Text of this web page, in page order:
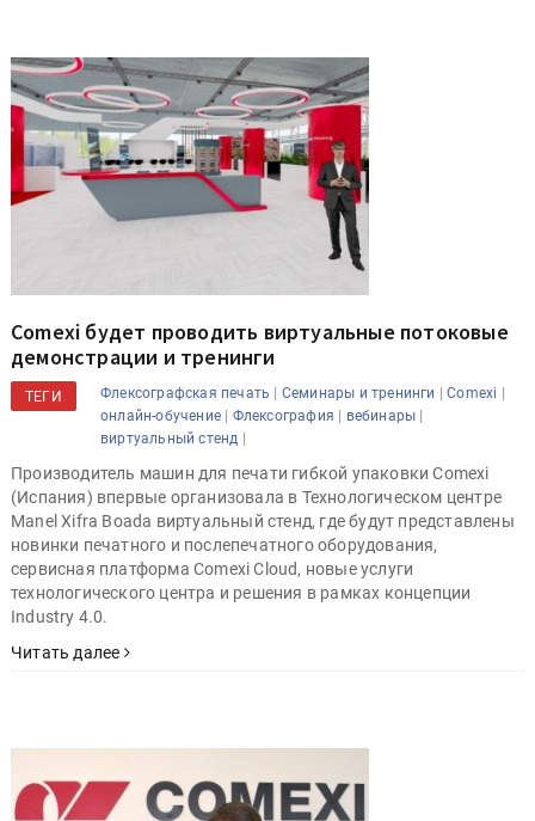
Comexi будет проводить виртуальные потоковые
демонстрации и тренинги
ТЕГИ Флексографская печать | Семинары и тренинги |Comexi |
онлайн-обучение | Флексография | вебинары |
виртуальный стенд |
Производитель машин для печати гибкой упаковки Comexi
(Испания) впервые организовала в Технологическом центре
Manel Xifra Boada виртуальный стенд, где будут представлены
новинки печатного и послепечатного оборудования,
сервисная платформа Comexi Cloud, новые услуги
технологического центра и решения в рамках концепции
Industry 4.0.
Читать далее